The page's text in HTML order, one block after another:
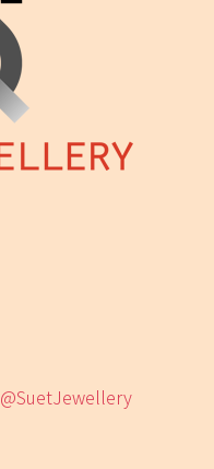
@SuetJewellery